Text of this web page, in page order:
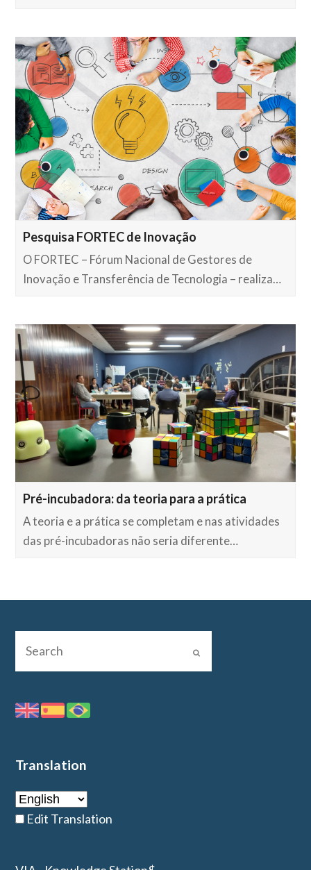
Pesquisa FORTEC de Inovação
O FORTEC – Fórum Nacional de Gestores de
Inovação e Transferência de Tecnologia – realiza…
Pré-incubadora: da teoria para a prática
A teoria e a prática se completam e nas atividades
das pré-incubadoras não seria diferente…
Translation
Edit Translation